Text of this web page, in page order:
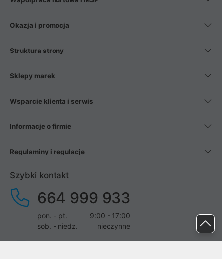
Okazja i promocja
Struktura strony
Sklepy marek
Wsparcie klienta i serwis
Informacje o firmie
Regulaminy i regulacje
Szybki kontakt
664 999 933
pon. - pt.
9:00 - 17:00
sob. - niedz.
nieczynne